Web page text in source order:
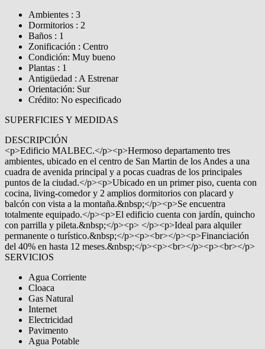
Ambientes : 3
Dormitorios : 2
Baños : 1
Zonificación : Centro
Condición: Muy bueno
Plantas : 1
Antigüedad : A Estrenar
Orientación: Sur
Crédito: No especificado
SUPERFICIES Y MEDIDAS
DESCRIPCIÓN
<p>Edificio MALBEC.</p><p>Hermoso departamento tres
ambientes, ubicado en el centro de San Martin de los Andes a una
cuadra de avenida principal y a pocas cuadras de los principales
puntos de la ciudad.</p><p>Ubicado en un primer piso, cuenta con
cocina, living-comedor y 2 amplios dormitorios con placard y
balcón con vista a la montaña.&nbsp;</p><p>Se encuentra
totalmente equipado.</p><p>El edificio cuenta con jardín, quincho
con parrilla y pileta.&nbsp;</p><p> </p><p>Ideal para alquiler
permanente o turístico.&nbsp;</p><p><br></p><p>Financiación
del 40% en hasta 12 meses.&nbsp;</p><p><br></p><p><br></p>
SERVICIOS
Agua Corriente
Cloaca
Gas Natural
Internet
Electricidad
Pavimento
Agua Potable